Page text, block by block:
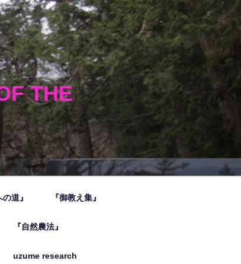
THE
の道』 『御教え集』
『自然農法』
uzume research